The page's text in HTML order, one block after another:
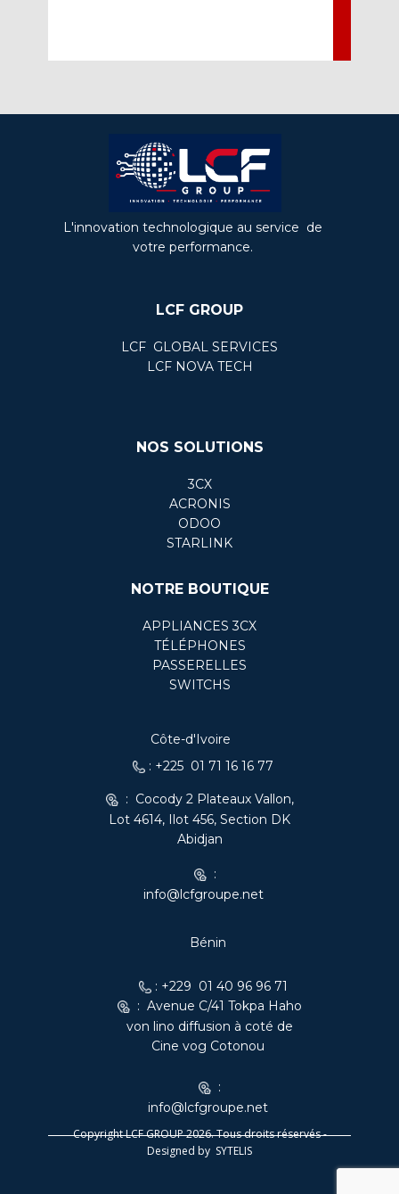
L'innovation technologique au service de
votre performance.
LCF GROUP
LCF ​ GLOBAL SERVICES
LCF NOVA TECH
NOS SOLUTIONS
3CX
ACRONIS
ODOO
STARLINK
NOTRE BOUTIQUE
APPLIANCES 3CX
TÉLÉPHONES
PASSERELLES
SWITCHS
Bénin
: +229 01 40 96 96 71
: Avenue C​/41 Tokpa Haho
von lino diffusion à coté de
Cine vog Cotonou
:
info@lcfgroupe.net
Copyright LCF GROUP 2026. Tous droits réservés -
Designed by SYTELIS
Côte-d'Ivoire
: +225 01 71 16 16 77
: Cocody 2 Plateaux Vallon,
Lot 4614, Ilot 456, Section DK
Abidjan
:
info@lcfgroupe.net